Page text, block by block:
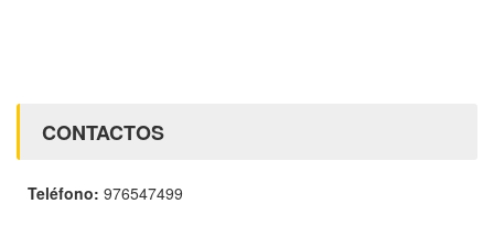
CONTACTOS
Teléfono: 976547499